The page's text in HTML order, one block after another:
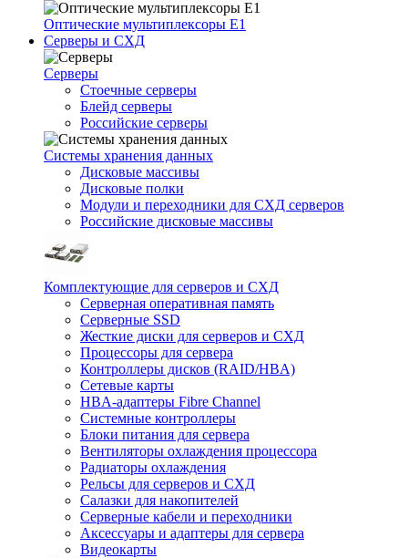
Оптические мультиплексоры Е1
Серверы и СХД
Серверы
Стоечные серверы
Блейд серверы
Российские серверы
Системы хранения данных
Дисковые массивы
Дисковые полки
Модули и переходники для СХД серверов
Российские дисковые массивы
Комплектующие для серверов и СХД
Серверная оперативная память
Серверные SSD
Жесткие диски для серверов и СХД
Процессоры для сервера
Контроллеры дисков (RAID/HBA)
Сетевые карты
HBA-адаптеры Fibre Channel
Системные контроллеры
Блоки питания для сервера
Вентиляторы охлаждения процессора
Радиаторы охлаждения
Рельсы для серверов и СХД
Салазки для накопителей
Серверные кабели и переходники
Аксессуары и адаптеры для сервера
Видеокарты